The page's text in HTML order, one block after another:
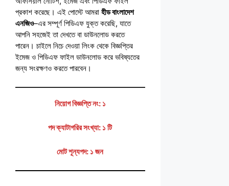
প্রকাশ করেছে। এই পোস্টে আমরা হীড বাংলাদেশ
এনজিও–এর সম্পূর্ণ পিডিএফ যুক্ত করেছি, যাতে
আপনি সহজেই তা দেখতে বা ডাউনলোড করতে
পারেন। চাইলে নিচে দেওয়া লিংক থেকে বিজ্ঞপ্তির
ইমেজ ও পিডিএফ ফাইল ডাউনলোড করে ভবিষ্যতের
জন্য সংরক্ষণও করতে পারবেন।
নিয়োগ বিজ্ঞপ্তি নং: ১
পদ ক্যাটাগরির সংখ্যা: ১ টি
মোট শূন্যপদ: ১ জন